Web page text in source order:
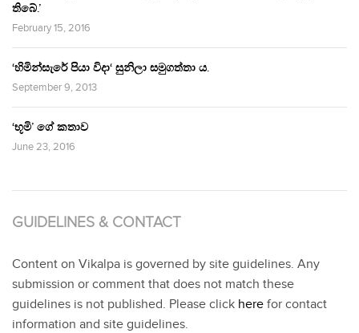
තිබේ.’
February 15, 2016
‘හිමින්සැරේ පියා විදා‘ සුනිලා සමුගත්තා ය.
September 9, 2013
‘භූමි’ ගේ කතාව
June 23, 2016
GUIDELINES & CONTACT
Content on Vikalpa is governed by site guidelines. Any
submission or comment that does not match these
guidelines is not published. Please click here for contact
information and site guidelines.